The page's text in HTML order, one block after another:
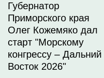
Губернатор
Приморского края
Олег Кожемяко дал
старт "Морскому
конгрессу – Дальний
Восток 2026"